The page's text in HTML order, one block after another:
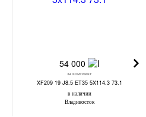
54 000
за комплект
XF209 19 J8.5 ET35 5X114.3 73.1
в наличии
Владивосток